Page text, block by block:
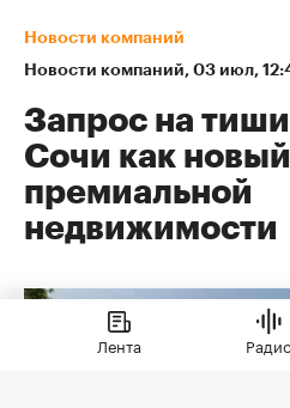
Новости компаний
Новости компаний⁠, 03 июл,
Запрос на
Сочи как
премиальной
недвижимости
Лента